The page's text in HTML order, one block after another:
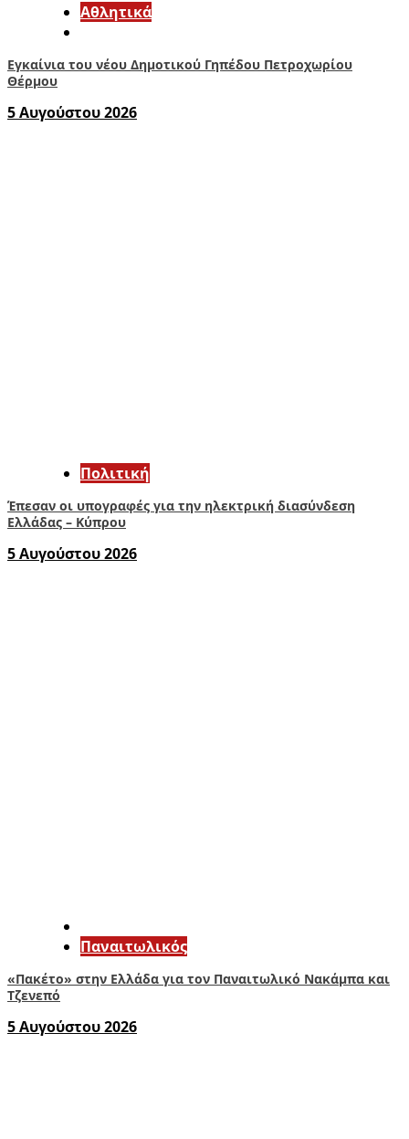
Αθλητικά
Εγκαίνια του νέου Δημοτικού Γηπέδου Πετροχωρίου
Θέρμου
5 Αυγούστου 2026
Πολιτική
Έπεσαν οι υπογραφές για την ηλεκτρική διασύνδεση
Ελλάδας – Κύπρου
5 Αυγούστου 2026
Παναιτωλικός
«Πακέτο» στην Ελλάδα για τον Παναιτωλικό Νακάμπα και
Τζενεπό
5 Αυγούστου 2026